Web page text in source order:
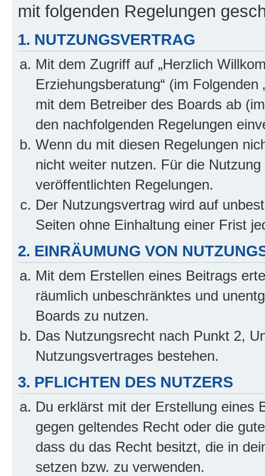
mit folgenden Regelungen
1. NUTZUNGSVERTRAG
Mit dem Zugriff auf „Herzlich
Erziehungsberatung“ (im
mit dem Betreiber des Boards ab
den nachfolgenden Regelungen
Wenn du mit diesen Regelungen
nicht weiter nutzen. Für die
veröffentlichten Regelungen.
Der Nutzungsvertrag wird auf
Seiten ohne Einhaltung einer Frist
2. EINRÄUMUNG VON
Mit dem Erstellen eines Beitrags
räumlich unbeschränktes und
Boards zu nutzen.
Das Nutzungsrecht nach Punkt 2,
Nutzungsvertrages bestehen.
3. PFLICHTEN DES NUTZERS
Du erklärst mit der Erstellung eines
gegen geltendes Recht oder die
dass du das Recht besitzt, die in
setzen bzw. zu verwenden.